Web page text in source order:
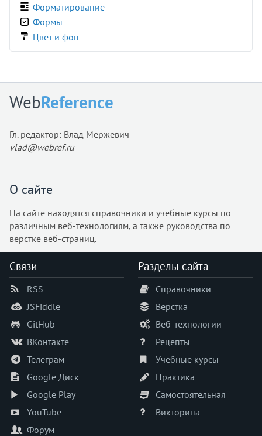
Форматирование
Формы
Цвет и фон
WebReference
Гл. редактор: Влад Мержевич
vlad@webref.ru
О сайте
На сайте находятся справочники и учебные курсы по
различным веб-технологиям, а также руководства по
вёрстке веб-страниц.
Связи
RSS
JSFiddle
GitHub
ВКонтакте
Телеграм
Google Диск
Google Play
YouTube
Форум
Разделы сайта
Справочники
Вёрстка
Веб-технологии
Рецепты
Учебные курсы
Практика
Самостоятельная
Викторина